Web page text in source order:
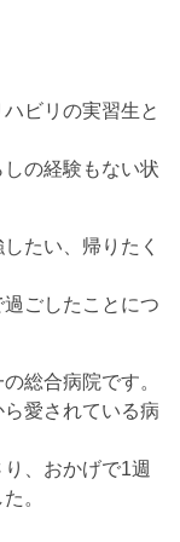
ビリの実習生と
の経験もない状
たい、帰りたく
ごしたことにつ
総合病院です。
愛されている病
、おかげで1週
。